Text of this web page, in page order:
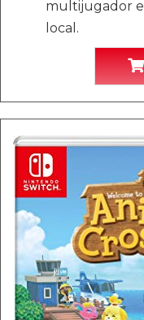
multijugador
local.